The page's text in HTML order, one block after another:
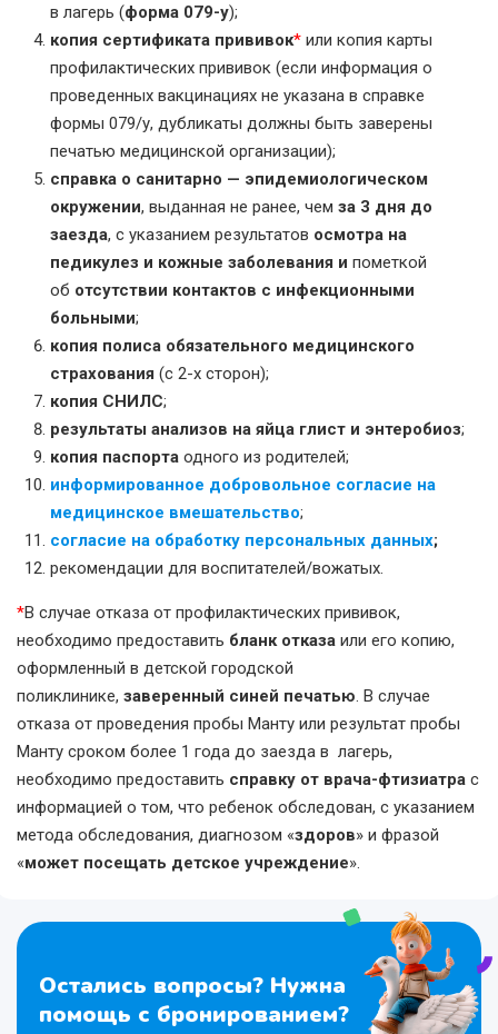
в лагерь (форма 079-у);
копия сертификата прививок* или копия карты
профилактических прививок (если информация о
проведенных вакцинациях не указана в справке
формы 079/у, дубликаты должны быть заверены
печатью медицинской организации);
справка о санитарно — эпидемиологическом
окружении, выданная не ранее, чем за 3 дня до
заезда, с указанием результатов осмотра на
педикулез и кожные заболевания и пометкой
об отсутствии контактов с инфекционными
больными;
копия полиса обязательного медицинского
страхования (c 2-х сторон);
копия СНИЛС;
результаты анализов на яйца глист и энтеробиоз;
копия паспорта одного из родителей;
информированное добровольное согласие на
медицинское вмешательство;
согласие на обработку персональных данных;
рекомендации для воспитателей/вожатых.
*В случае отказа от профилактических прививок,
необходимо предоставить бланк отказа или его копию,
оформленный в детской городской
поликлинике, заверенный синей печатью. В случае
отказа от проведения пробы Манту или результат пробы
Манту сроком более 1 года до заезда в лагерь,
необходимо предоставить справку от врача-фтизиатра с
информацией о том, что ребенок обследован, с указанием
метода обследования, диагнозом «здоров» и фразой
«может посещать детское учреждение».
Остались вопросы? Нужна
помощь с бронированием?